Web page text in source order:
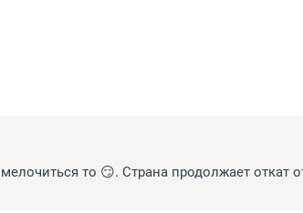
то 😏. Страна продолжает откат